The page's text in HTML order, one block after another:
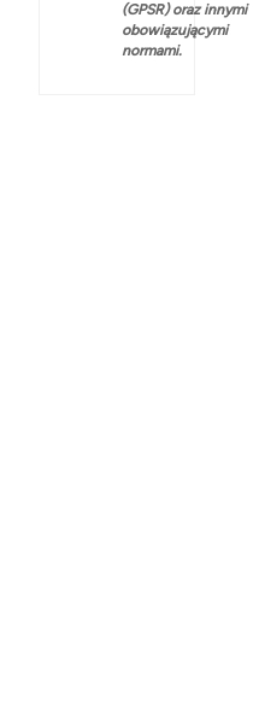
(GPSR) oraz innymi
obowiązującymi
normami.